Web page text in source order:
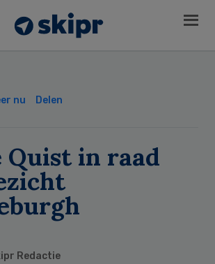
nu Delen
Quist in raad
Redactie